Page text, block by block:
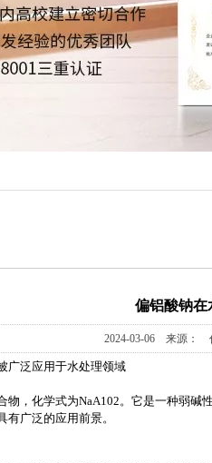
偏铝酸钠在
2024-03-06 来源：
广泛应用于水处理领域
物，化学式为NaA102。它是一种弱
广泛的应用前景。